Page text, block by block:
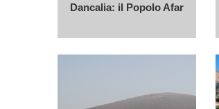
Dancalia: il Popolo Afar